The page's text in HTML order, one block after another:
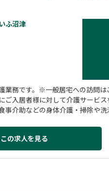
ふ沼津
業務です。※一般居宅への訪問
入居者様に対して介護サービス
事介助などの身体介護・掃除や
この求人を見る